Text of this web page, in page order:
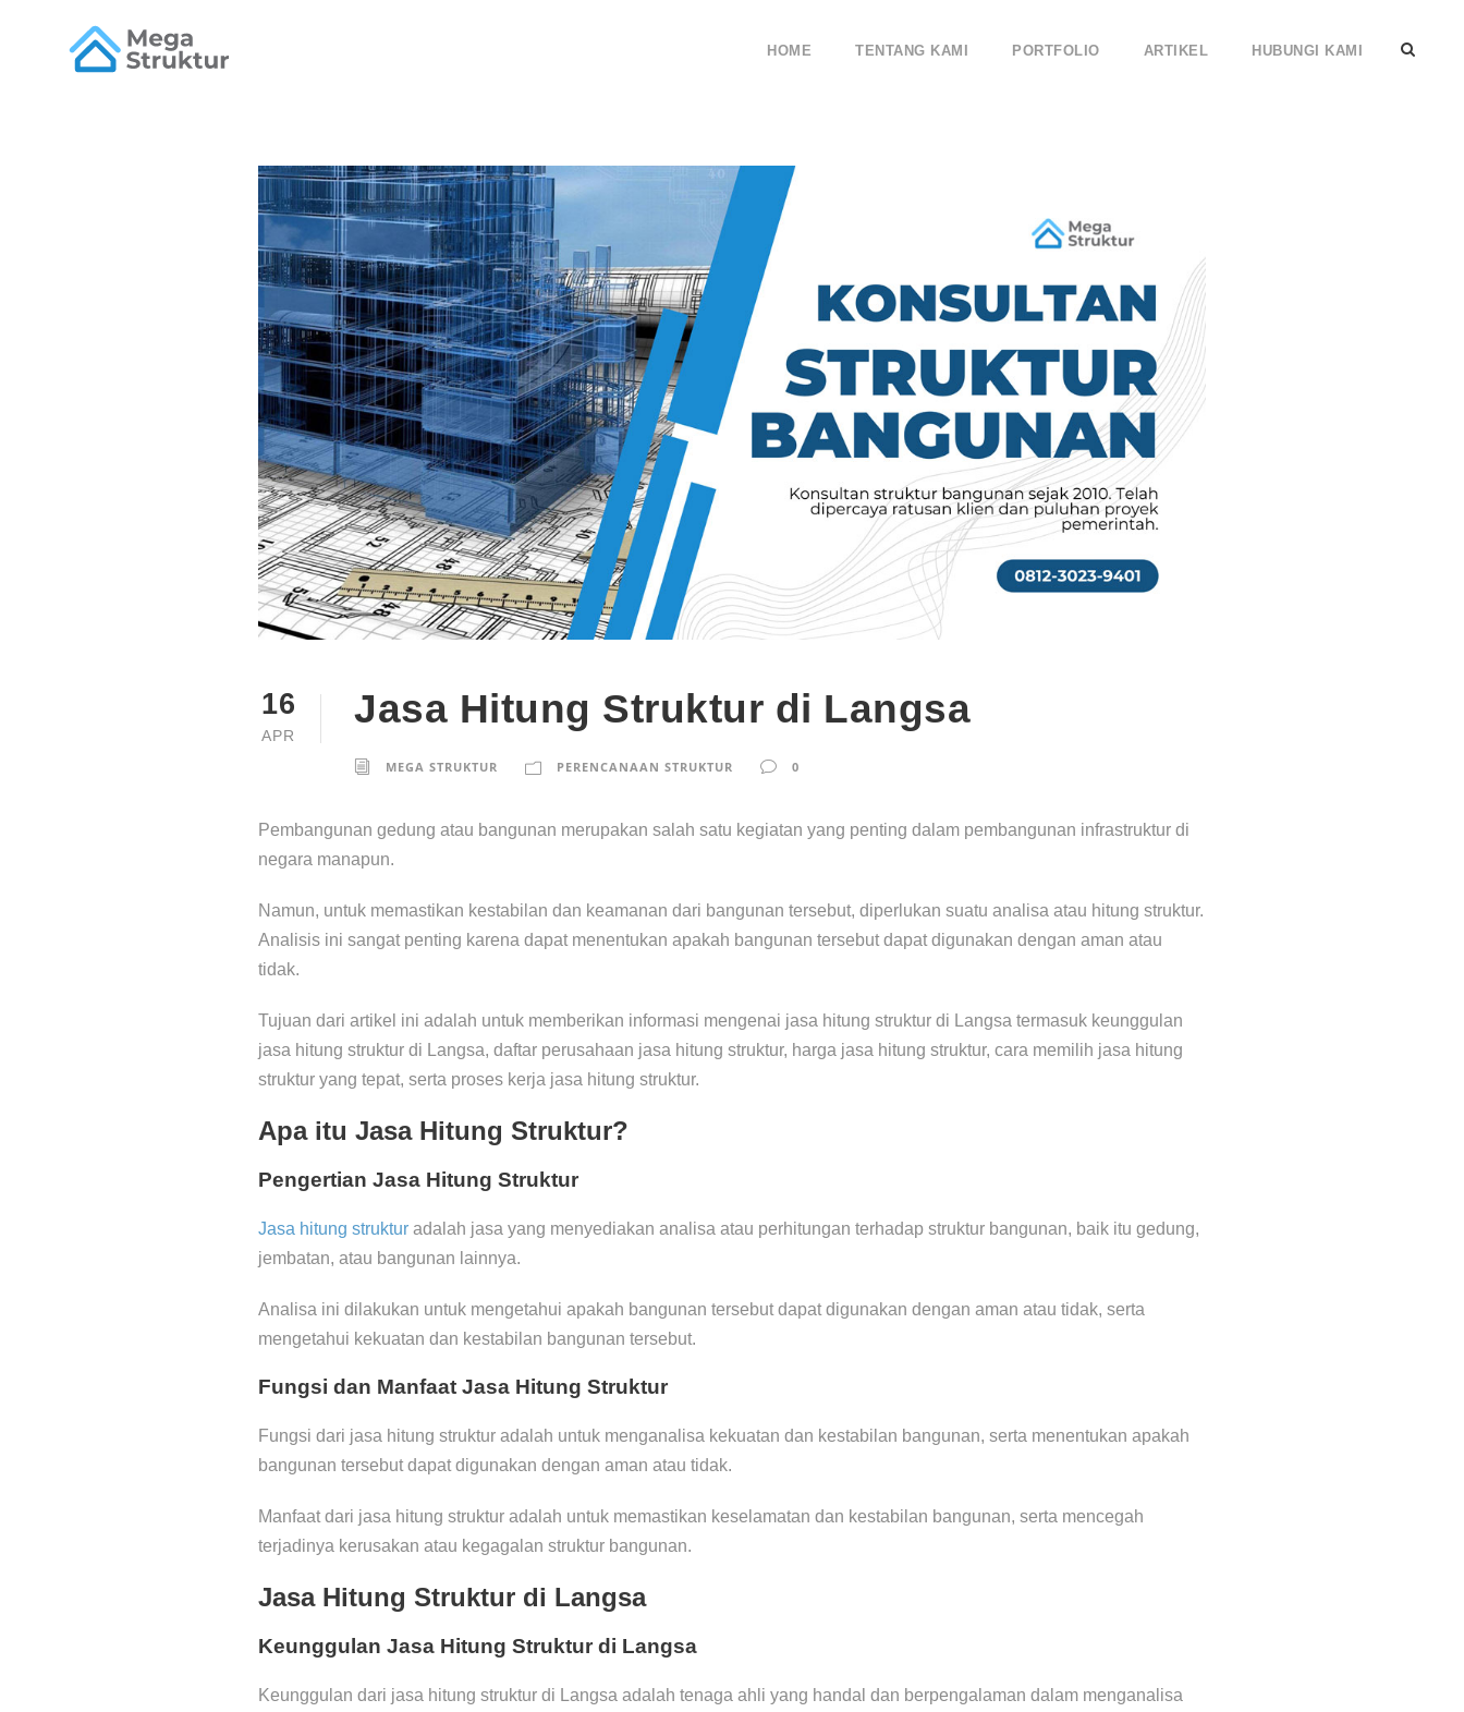
HOME TENTANG KAMI PORTFOLIO ARTIKEL HUBUNGI KAMI
16
APR
Jasa Hitung Struktur di Langsa
MEGA STRUKTUR PERENCANAAN STRUKTUR 0
Pembangunan gedung atau bangunan merupakan salah satu kegiatan yang penting dalam pembangunan infrastruktur di
negara manapun.
Namun, untuk memastikan kestabilan dan keamanan dari bangunan tersebut, diperlukan suatu analisa atau hitung struktur.
Analisis ini sangat penting karena dapat menentukan apakah bangunan tersebut dapat digunakan dengan aman atau
tidak.
Tujuan dari artikel ini adalah untuk memberikan informasi mengenai jasa hitung struktur di Langsa termasuk keunggulan
jasa hitung struktur di Langsa, daftar perusahaan jasa hitung struktur, harga jasa hitung struktur, cara memilih jasa hitung
struktur yang tepat, serta proses kerja jasa hitung struktur.
Apa itu Jasa Hitung Struktur?
Pengertian Jasa Hitung Struktur
Jasa hitung struktur adalah jasa yang menyediakan analisa atau perhitungan terhadap struktur bangunan, baik itu gedung,
jembatan, atau bangunan lainnya.
Analisa ini dilakukan untuk mengetahui apakah bangunan tersebut dapat digunakan dengan aman atau tidak, serta
mengetahui kekuatan dan kestabilan bangunan tersebut.
Fungsi dan Manfaat Jasa Hitung Struktur
Fungsi dari jasa hitung struktur adalah untuk menganalisa kekuatan dan kestabilan bangunan, serta menentukan apakah
bangunan tersebut dapat digunakan dengan aman atau tidak.
Manfaat dari jasa hitung struktur adalah untuk memastikan keselamatan dan kestabilan bangunan, serta mencegah
terjadinya kerusakan atau kegagalan struktur bangunan.
Jasa Hitung Struktur di Langsa
Keunggulan Jasa Hitung Struktur di Langsa
Keunggulan dari jasa hitung struktur di Langsa adalah tenaga ahli yang handal dan berpengalaman dalam menganalisa